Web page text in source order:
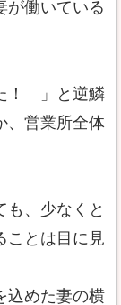
が働いている
！ 」と逆鱗
、営業所全体
、少なくと
ことは目に見
込めた妻の横